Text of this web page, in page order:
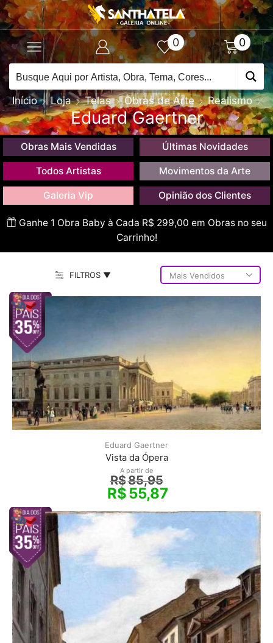
0 0
Início Loja Telas Obras de Arte Realismo
Eduard Gaertner
Obras Mais Vendidas Últimas Novidades
Todos Artistas Movimentos da Arte
Galeria Vip Opinião dos Clientes
Ganhe 1 Obra Baby à Cada R$ 299,00 em Obras no seu
Carrinho!
FILTROS ▼
Eduard Gaertner
Vista da Ópera
A partir de
R$85,95
R$55,87